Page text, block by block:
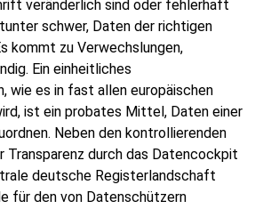
veränderlich sind oder fehlerhaft
schwer, Daten der richtigen
kommt zu Verwechslungen,
Ein einheitliches
wie es in fast allen europäischen
ist ein probates Mittel, Daten einer
Neben den kontrollierenden
Transparenz durch das Datencockpit
deutsche Registerlandschaft
für den von Datenschützern